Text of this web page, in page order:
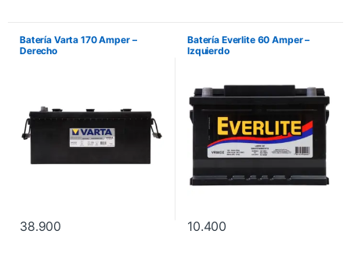
Batería Varta 170 Amper –
Derecho
38.900
Batería Everlite 60 Amper –
Izquierdo
10.400